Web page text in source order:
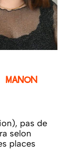
pas de
selon
places